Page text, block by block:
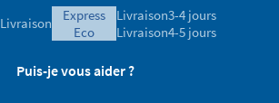
Livraison
express
eco
Livraison3-4 jours
Livraison4-5 jours
Puis-je vous aider ?